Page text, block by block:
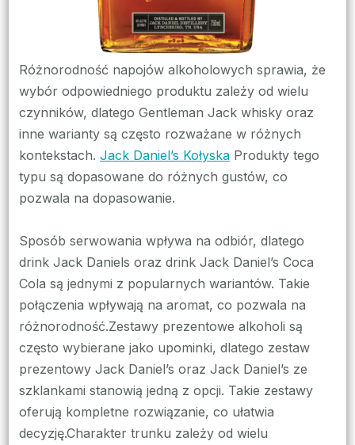
Różnorodność napojów alkoholowych sprawia, że
wybór odpowiedniego produktu zależy od wielu
czynników, dlatego Gentleman Jack whisky oraz
inne warianty są często rozważane w różnych
kontekstach. Jack Daniel’s KołyskaProdukty tego
typu są dopasowane do różnych gustów, co
pozwala na dopasowanie.
Sposób serwowania wpływa na odbiór, dlatego
drink Jack Daniels oraz drink Jack Daniel’s Coca
Cola są jednymi z popularnych wariantów. Takie
połączenia wpływają na aromat, co pozwala na
różnorodność.Zestawy prezentowe alkoholi są
często wybierane jako upominki, dlatego zestaw
prezentowy Jack Daniel’s oraz Jack Daniel’s ze
szklankami stanowią jedną z opcji. Takie zestawy
oferują kompletne rozwiązanie, co ułatwia
decyzję.Charakter trunku zależy od wielu